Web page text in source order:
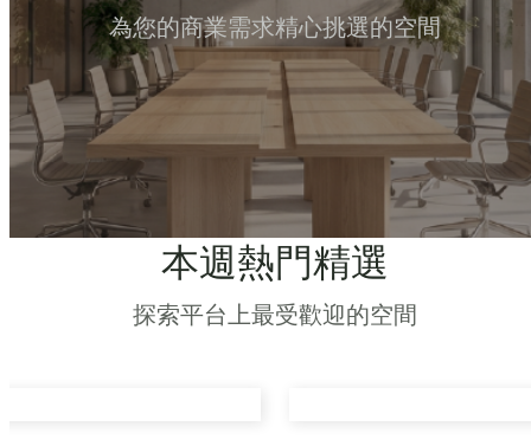
為您的商業需求精心挑選的空間
本週熱門精選
探索平台上最受歡迎的空間